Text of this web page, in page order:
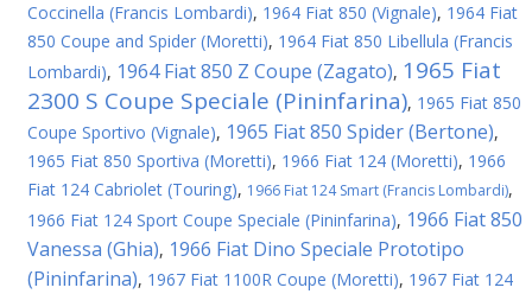
Coccinella (Francis Lombardi), 1964 Fiat 850 (Vignale), 1964 Fiat
850 Coupe and Spider (Moretti), 1964 Fiat 850 Libellula (Francis
Lombardi), 1964 Fiat 850 Z Coupe (Zagato), 1965 Fiat
2300 S Coupe Speciale (Pininfarina), 1965 Fiat 850
Coupe Sportivo (Vignale), 1965 Fiat 850 Spider (Bertone),
1965 Fiat 850 Sportiva (Moretti), 1966 Fiat 124 (Moretti), 1966
Fiat 124 Cabriolet (Touring), 1966 Fiat 124 Smart (Francis Lombardi),
1966 Fiat 124 Sport Coupe Speciale (Pininfarina), 1966 Fiat 850
Vanessa (Ghia), 1966 Fiat Dino Speciale Prototipo
(Pininfarina), 1967 Fiat 1100R Coupe (Moretti), 1967 Fiat 124